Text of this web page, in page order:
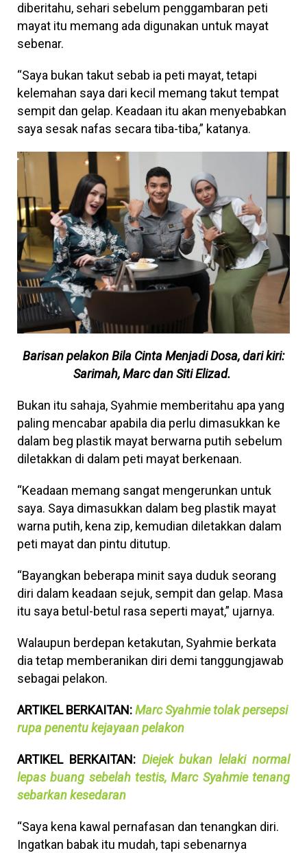
diberitahu, sehari sebelum penggambaran peti
mayat itu memang ada digunakan untuk mayat
sebenar.
“Saya bukan takut sebab ia peti mayat, tetapi
kelemahan saya dari kecil memang takut tempat
sempit dan gelap. Keadaan itu akan menyebabkan
saya sesak nafas secara tiba-tiba,” katanya.
Barisan pelakon Bila Cinta Menjadi Dosa, dari kiri:
Sarimah, Marc dan Siti Elizad.
Bukan itu sahaja, Syahmie memberitahu apa yang
paling mencabar apabila dia perlu dimasukkan ke
dalam beg plastik mayat berwarna putih sebelum
diletakkan di dalam peti mayat berkenaan.
“Keadaan memang sangat mengerunkan untuk
saya. Saya dimasukkan dalam beg plastik mayat
warna putih, kena zip, kemudian diletakkan dalam
peti mayat dan pintu ditutup.
“Bayangkan beberapa minit saya duduk seorang
diri dalam keadaan sejuk, sempit dan gelap. Masa
itu saya betul-betul rasa seperti mayat,” ujarnya.
Walaupun berdepan ketakutan, Syahmie berkata
dia tetap memberanikan diri demi tanggungjawab
sebagai pelakon.
ARTIKEL BERKAITAN:Marc Syahmie tolak persepsi
rupa penentu kejayaan pelakon
ARTIKEL BERKAITAN: Diejek bukan lelaki normal
lepas buang sebelah testis, Marc Syahmie tenang
sebarkan kesedaran
“Saya kena kawal pernafasan dan tenangkan diri.
Ingatkan babak itu mudah, tapi sebenarnya